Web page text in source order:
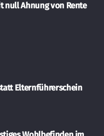
null Ahnung von Rente
Elternführerschein